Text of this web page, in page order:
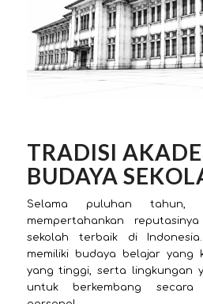
TRADISI
BUDAYA
Selama puluhan tahun,
mempertahankan
sekolah terbaik di
memiliki budaya belajar yang
yang tinggi, serta lingkungan
untuk berkembang secara